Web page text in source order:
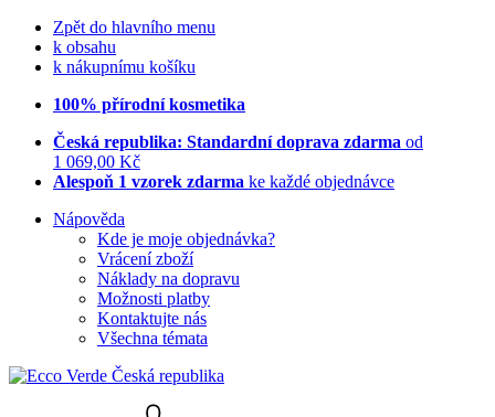
Zpět do hlavního menu
k obsahu
k nákupnímu košíku
100% přírodní kosmetika
Česká republika: Standardní doprava zdarma od
1 069,00 Kč
Alespoň 1 vzorek zdarma ke každé objednávce
Nápověda
Kde je moje objednávka?
Vrácení zboží
Náklady na dopravu
Možnosti platby
Kontaktujte nás
Všechna témata